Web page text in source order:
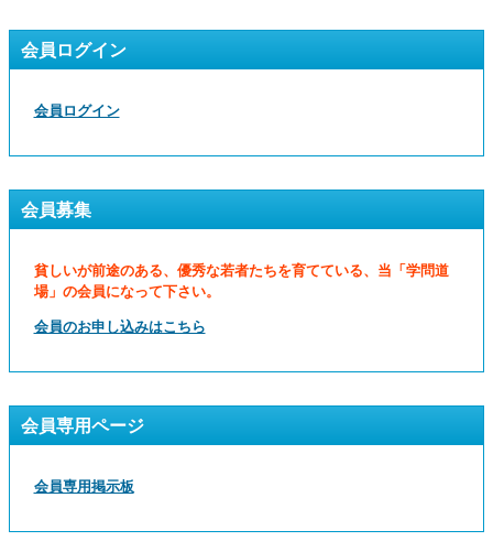
会員ログイン
会員ログイン
会員募集
貧しいが前途のある、優秀な若者たちを育てている、当「学問道
場」の会員になって下さい。
会員のお申し込みはこちら
会員専用ページ
会員専用掲示板